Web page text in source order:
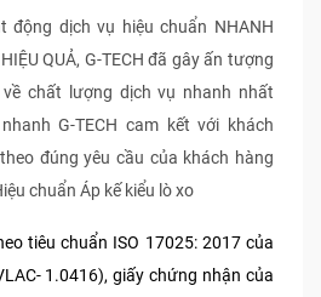
động dịch vụ hiệu chuẩn NHANH
QUẢ, G-TECH đã gây ấn tượng
chất lượng dịch vụ nhanh nhất
G-TECH cam kết với khách
đúng yêu cầu của khách hàng
chuẩn Áp kế kiểu lò xo
tiêu chuẩn ISO 17025: 2017 của
1.0416), giấy chứng nhận của